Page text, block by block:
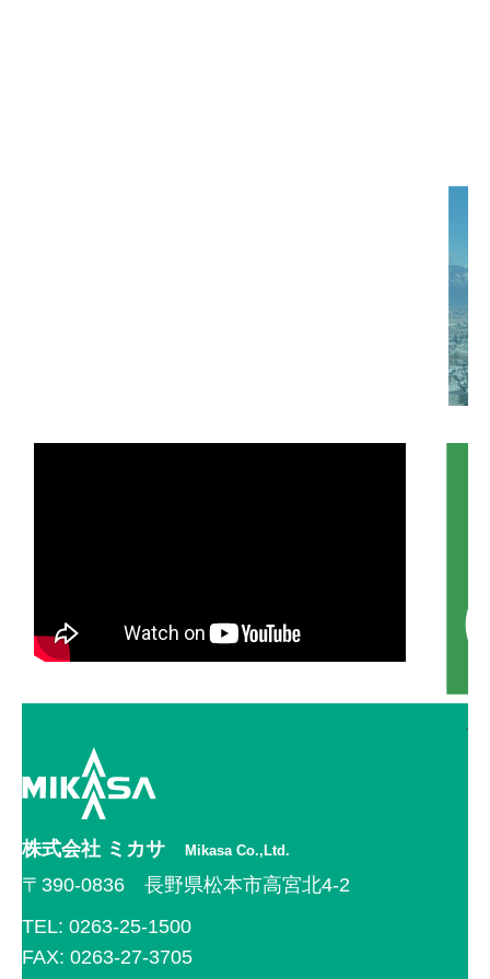
下
株式会社 ミカサ Mikasa Co.,Ltd.
〒390-0836 長野県松本市高宮北4-2
TEL: 0263-25-1500
FAX: 0263-27-3705